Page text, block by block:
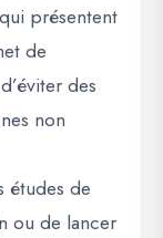
présentent
de
des
non
études de
ou de lancer